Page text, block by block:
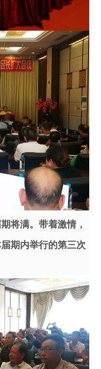
将满。带着激情，
期内举行的第三次